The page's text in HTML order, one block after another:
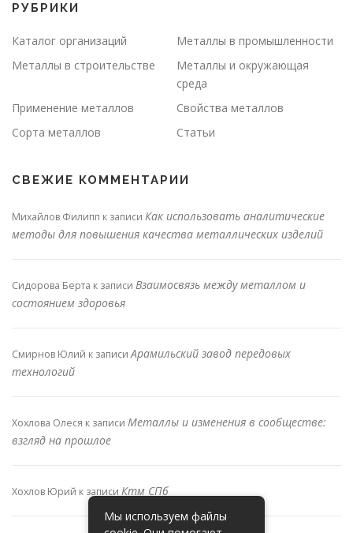
РУБРИКИ
Каталог организаций
Металлы в промышленности
Металлы в строительстве
Металлы и окружающая
среда
Применение металлов
Свойства металлов
Сорта металлов
Статьи
СВЕЖИЕ КОММЕНТАРИИ
Михайлов Филипп к записи Как использовать аналитические
методы для повышения качества металлических изделий
Сидорова Берта к записи Взаимосвязь между металлом и
состоянием здоровья
Смирнов Юлий к записиАрамильский завод передовых
технологий
Хохлова Олеся к записи Металлы и изменения в сообществе:
взгляд на прошлое
Хохлов Юрий к записи Ктм СПб
Мы используем файлы